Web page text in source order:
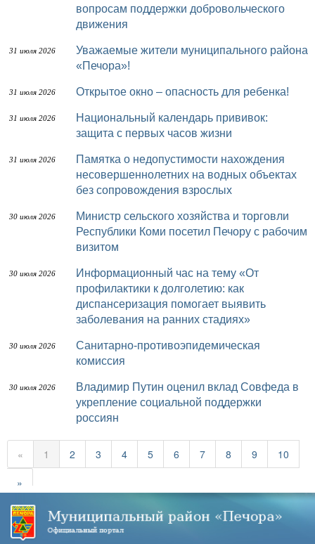
вопросам поддержки добровольческого
движения
31 июля 2026
Уважаемые жители муниципального района
«Печора»!
31 июля 2026 Открытое окно – опасность для ребенка!
31 июля 2026
Национальный календарь прививок:
защита с первых часов жизни
31 июля 2026
Памятка о недопустимости нахождения
несовершеннолетних на водных объектах
без сопровождения взрослых
30 июля 2026
Министр сельского хозяйства и торговли
Республики Коми посетил Печору с рабочим
визитом
30 июля 2026
Информационный час на тему «От
профилактики к долголетию: как
диспансеризация помогает выявить
заболевания на ранних стадиях»
30 июля 2026
Санитарно-противоэпидемическая
комиссия
30 июля 2026
Владимир Путин оценил вклад Совфеда в
укрепление социальной поддержки
россиян
« 1 2 3 4 5 6 7 8 9
10
»